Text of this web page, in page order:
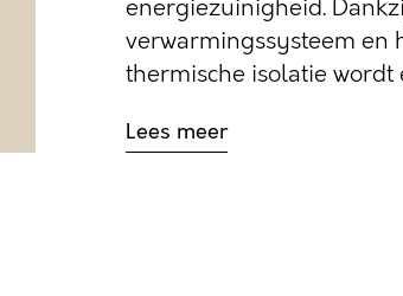
energiezuinigheid.
verwarmingssysteem en
thermische isolatie wordt
Lees meer